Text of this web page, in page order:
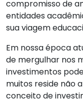
compromisso de
entidades
sua viagem
Em nossa época
de mergulhar nos
investimentos
muitos reside não
conceito de